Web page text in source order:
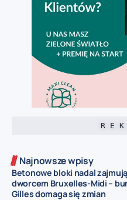
R E
Najnowsze wpisy
Betonowe bloki nadal
dworcem Bruxelles-Midi –
Gilles domaga się zmian